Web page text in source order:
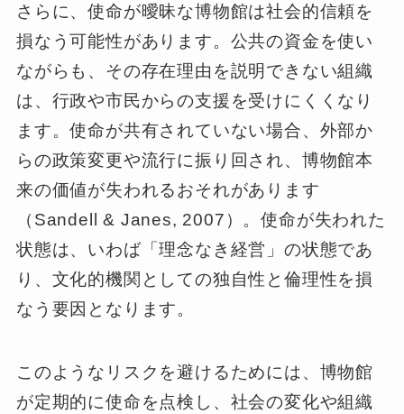
さらに、使命が曖昧な博物館は社会的信頼を
損なう可能性があります。公共の資金を使い
ながらも、その存在理由を説明できない組織
は、行政や市民からの支援を受けにくくなり
ます。使命が共有されていない場合、外部か
らの政策変更や流行に振り回され、博物館本
来の価値が失われるおそれがあります
（Sandell & Janes, 2007）。使命が失われた
状態は、いわば「理念なき経営」の状態であ
り、文化的機関としての独自性と倫理性を損
なう要因となります。
このようなリスクを避けるためには、博物館
が定期的に使命を点検し、社会の変化や組織